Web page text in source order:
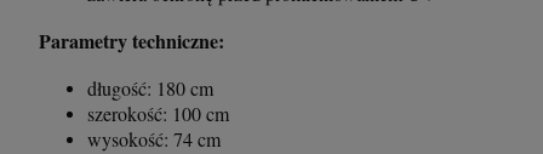
Parametry techniczne:
długość: 180 cm
szerokość: 100 cm
wysokość: 74 cm